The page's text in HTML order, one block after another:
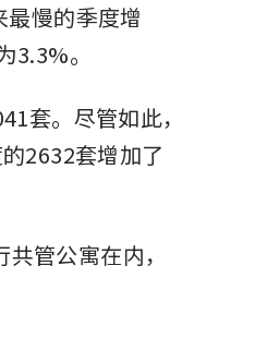
慢的季度增
。
套。尽管如此，
2632套增加了
管公寓在内，